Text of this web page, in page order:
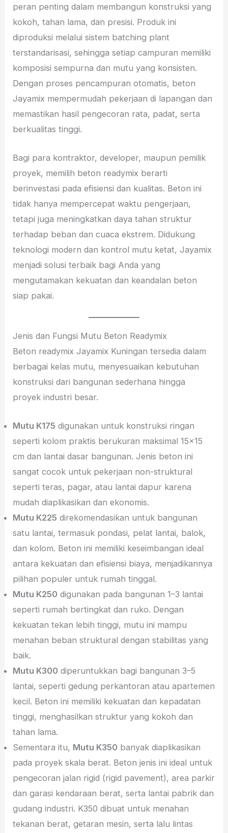
peran penting dalam membangun konstruksi yang
kokoh, tahan lama, dan presisi. Produk ini
diproduksi melalui sistem batching plant
terstandarisasi, sehingga setiap campuran memiliki
komposisi sempurna dan mutu yang konsisten.
Dengan proses pencampuran otomatis, beton
Jayamix mempermudah pekerjaan di lapangan dan
memastikan hasil pengecoran rata, padat, serta
berkualitas tinggi.
Bagi para kontraktor, developer, maupun pemilik
proyek, memilih beton readymix berarti
berinvestasi pada efisiensi dan kualitas. Beton ini
tidak hanya mempercepat waktu pengerjaan,
tetapi juga meningkatkan daya tahan struktur
terhadap beban dan cuaca ekstrem. Didukung
teknologi modern dan kontrol mutu ketat, Jayamix
menjadi solusi terbaik bagi Anda yang
mengutamakan kekuatan dan keandalan beton
siap pakai.
Jenis dan Fungsi Mutu Beton Readymix
Beton readymix Jayamix Kuningan tersedia dalam
berbagai kelas mutu, menyesuaikan kebutuhan
konstruksi dari bangunan sederhana hingga
proyek industri besar.
Mutu K175 digunakan untuk konstruksi ringan
seperti kolom praktis berukuran maksimal 15×15
cm dan lantai dasar bangunan. Jenis beton ini
sangat cocok untuk pekerjaan non-struktural
seperti teras, pagar, atau lantai dapur karena
mudah diaplikasikan dan ekonomis.
Mutu K225 direkomendasikan untuk bangunan
satu lantai, termasuk pondasi, pelat lantai, balok,
dan kolom. Beton ini memiliki keseimbangan ideal
antara kekuatan dan efisiensi biaya, menjadikannya
pilihan populer untuk rumah tinggal.
Mutu K250 digunakan pada bangunan 1–3 lantai
seperti rumah bertingkat dan ruko. Dengan
kekuatan tekan lebih tinggi, mutu ini mampu
menahan beban struktural dengan stabilitas yang
baik.
Mutu K300 diperuntukkan bagi bangunan 3–5
lantai, seperti gedung perkantoran atau apartemen
kecil. Beton ini memiliki kekuatan dan kepadatan
tinggi, menghasilkan struktur yang kokoh dan
tahan lama.
Sementara itu, Mutu K350 banyak diaplikasikan
pada proyek skala berat. Beton jenis ini ideal untuk
pengecoran jalan rigid (rigid pavement), area parkir
dan garasi kendaraan berat, serta lantai pabrik dan
gudang industri. K350 dibuat untuk menahan
tekanan berat, getaran mesin, serta lalu lintas